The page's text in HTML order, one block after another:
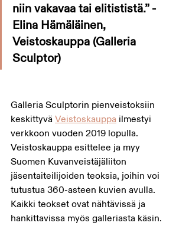
niin vakavaa tai elitististä.” -
Elina Hämäläinen,
Veistoskauppa (Galleria
Sculptor)
Galleria Sculptorin pienveistoksiin
keskittyvä Veistoskauppa ilmestyi
verkkoon vuoden 2019 lopulla.
Veistoskauppa esittelee ja myy
Suomen Kuvanveistäjäliiton
jäsentaiteilijoiden teoksia, joihin voi
tutustua 360-asteen kuvien avulla.
Kaikki teokset ovat nähtävissä ja
hankittavissa myös galleriasta käsin.